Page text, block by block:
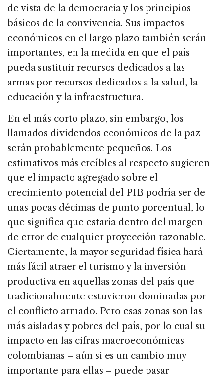
de vista de la democracia y los principios
básicos de la convivencia. Sus impactos
económicos en el largo plazo también serán
importantes, en la medida en que el país
pueda sustituir recursos dedicados a las
armas por recursos dedicados a la salud, la
educación y la infraestructura.
En el más corto plazo, sin embargo, los
llamados dividendos económicos de la paz
serán probablemente pequeños. Los
estimativos más creíbles al respecto sugieren
que el impacto agregado sobre el
crecimiento potencial del PIB podría ser de
unas pocas décimas de punto porcentual, lo
que significa que estaría dentro del margen
de error de cualquier proyección razonable.
Ciertamente, la mayor seguridad física hará
más fácil atraer el turismo y la inversión
productiva en aquellas zonas del país que
tradicionalmente estuvieron dominadas por
el conflicto armado. Pero esas zonas son las
más aisladas y pobres del país, por lo cual su
impacto en las cifras macroeconómicas
colombianas – aún si es un cambio muy
importante para ellas – puede pasar